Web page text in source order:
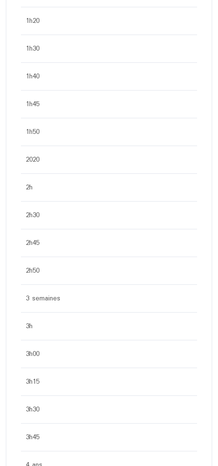
1h20
1h30
1h40
1h45
1h50
2020
2h
2h30
2h45
2h50
3 semaines
3h
3h00
3h15
3h30
3h45